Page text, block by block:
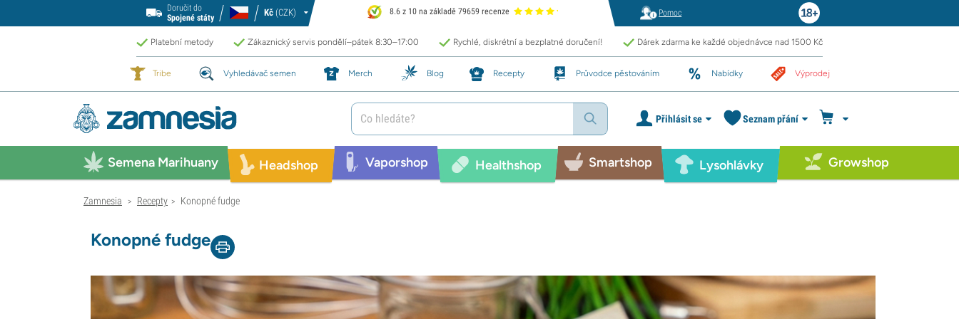
Doručit do
Spojené státy
Kč (CZK) 8.6 z 10 na základě 79659 recenze Pomoc
Platební metody Zákaznický servis pondělí–pátek 8:30–17:00 Rychlé, diskrétní a bezplatné doručení! Dárek zdarma ke každé objednávce nad 1500 Kč
Tribe Vyhledávač semen Merch Blog Recepty Průvodce pěstováním Nabídky Výprodej
Přihlásit se Seznam přání
Semena Marihuany Headshop Vaporshop Healthshop Smartshop Lysohlávky Growshop
Zamnesia > Recepty > Konopné fudge
Konopné fudge